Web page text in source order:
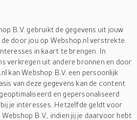
B.V. gebruikt de gegevens uit jouw
door jou op Webshop.nl verstrekte
in kaart te brengen. In
verkregen uit andere bronnen en door
kan Webshop B.V. een persoonlijk
van deze gegevens kan de content
en gepersonaliseerd
je interesses. Hetzelfde geldt voor
B.V., indien jij je daarvoor hebt